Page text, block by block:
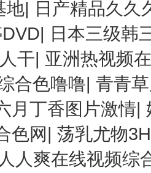
地| 日产精品久久
| 日本三级韩
干| 亚洲热视频
合色噜噜|青青
月丁香图片激情|
色网|荡乳尤物
人人爽在线视频综